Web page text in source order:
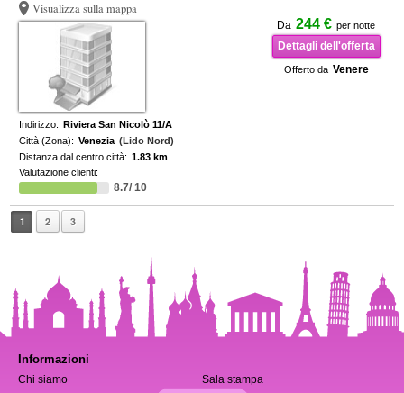
Visualizza sulla mappa
Da 244 € per notte
Dettagli dell'offerta
Offerto da Venere
Indirizzo: Riviera San Nicolò 11/A
Città (Zona): Venezia (Lido Nord)
Distanza dal centro città: 1.83 km
Valutazione clienti:
8.7/ 10
1 2 3
Informazioni
Chi siamo
Sala stampa